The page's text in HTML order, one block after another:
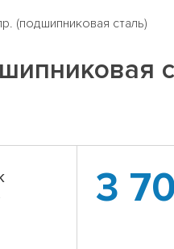
(подшипниковая сталь)
3